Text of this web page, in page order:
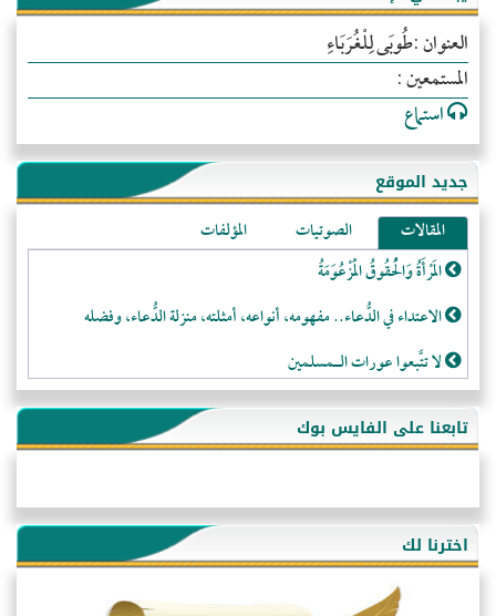
العنوان :طُوبَى لِلْغُرَبَاءِ
المستمعين :
استماع
جديد الموقع
المقالات الصوتيات
المؤلفات
المَرْأَةُ وَالْحُقُوقُ الْمَزْعُوَمَةُ
الاعتداء في الدُّعاء.. مفهومه، أنواعه، أمثلته، منزلة الدُّعاء، وفضله
لا تتَّبعوا عورات الـمسلمين
فقه النَّصيحة عند الصَّحابة الكرام رضي الله عنهم
لَا عِزَّةَ إِلَّا بِالإِسْلَامِ
هذه سبيلنا فماذا تنقمون؟!
أُسُـسُ بَـيْـتِ الـمُسْـلِمِ
التَّعْلِيمُ القُرْآنِي
تابعنا على الفايس بوك
اخترنا لك